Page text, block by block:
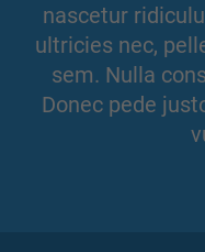
nascetur
ultricies nec,
sem. Nulla
Donec pede